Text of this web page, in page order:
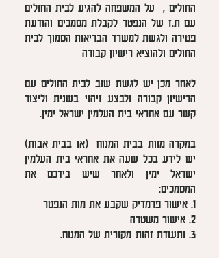
החולים , על המשפחה להגיע לבית החולים
עם ת.ז של הנפטר לקבלת מסמכים והודעת
פטירה ולגשת למשרד הבריאות הסמוך לבית
החולים ולהוציא רישיון קבורה
לאחר מכן יש לגשת שוב לבית החולים עם
הרישיון קבורה ולבצע זיהוי בשנית וליצור
קשר עם אחראי בית העלמין ישראל ימין.
במקרה מוות בבית המנוח (או בבית אבות)
יש לידע בכל שעה את אחראי בית העלמין
ישראל ימין ולאחר שיש בידכם את
המסמכים:
1. אישור פרמדיק שקבע את מות הנפטר
2. אישור משטרה
3. ותעודת זהות מקורית של המנוח.